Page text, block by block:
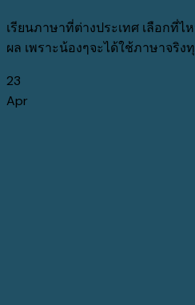
เรียนภาษาที่ต่างประเทศ เลือก
ผล เพราะน้องๆจะได้ใช้ภาษาจริง
23
Apr